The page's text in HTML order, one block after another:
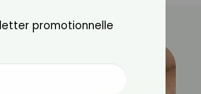
promotionnelle